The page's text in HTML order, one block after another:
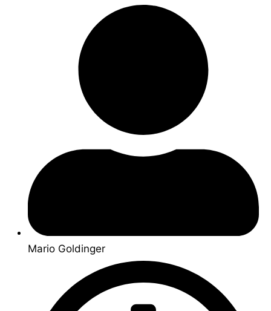
Mario Goldinger